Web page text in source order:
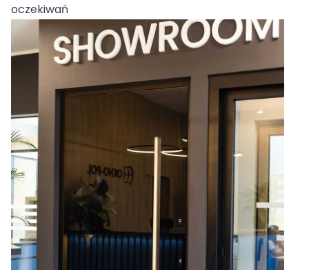
oczekiwań